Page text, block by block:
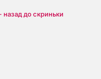
назад до скриньки